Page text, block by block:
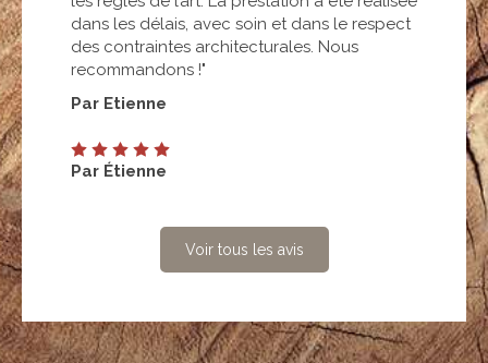
dans les délais, avec soin et dans le respect
des contraintes architecturales. Nous
recommandons !"
Par Etienne
Par Étienne
Voir tous les avis